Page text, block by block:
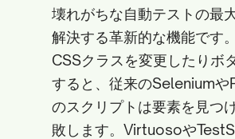
壊れがちな自動テストの最
解決する革新的な機能です
CSSクラスを変更したりボ
すると、従来のSelenium
のスクリプトは要素を見つ
敗します。Virtuosoや